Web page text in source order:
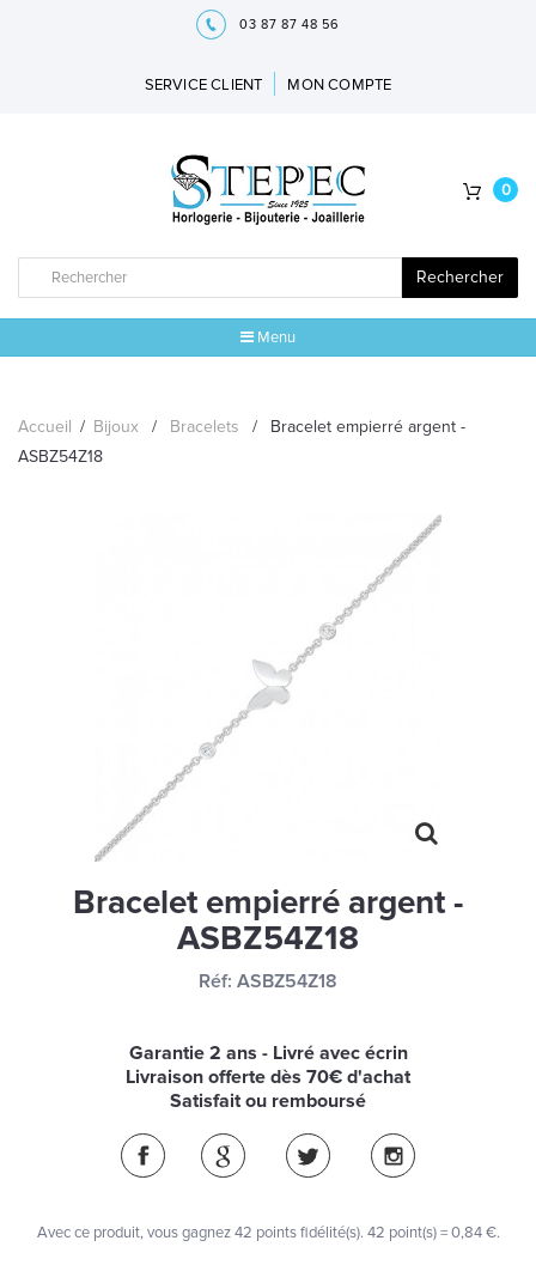
03 87 87 48 56
SERVICE CLIENT MON COMPTE
Rechercher
0
Menu
SWAROVSKI
BONNES AFFAIRES
CARTES CADEAUX
IDÉE CADEAUX
Accueil / Bijoux / Bracelets /
Bracelet empierré argent -
ASBZ54Z18
Bracelet empierré argent -
ASBZ54Z18
Réf: ASBZ54Z18
Garantie 2 ans - Livré avec écrin
Livraison offerte dès 70€ d'achat
Satisfait ou remboursé
Avec ce produit, vous gagnez42 points fidélité(s). 42 point(s) =0,84 €.